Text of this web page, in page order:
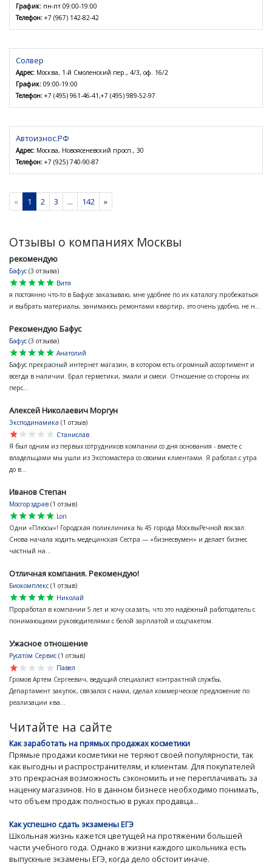
График: пн-пт 09:00-19:00
Телефон: +7 (967) 142-82-42
Солвер
Адрес: Москва, 1-й Смоленский пер., 4/3, оф. 16/2
График: 09:00-19:00
Телефон: +7 (495) 961-46-41,+7 (495) 989-52-97
Автоизнос.РФ
Адрес: Москва, Новоясеневский просп., 30
Телефон: +7 (925) 740-90-87
« 1 2 3 ... 142 »
Отзывы о компаниях Москвы
рекомендую
Бафус (3 отзыва)
star
star
star
star
star
Витя
я постоянно что-то в Бафусе заказываю, мне удобнее по их каталогу пробежаться
и выбрать материалы, занимаюсь ремонтами квартир, это очень удобно, не н...
Рекомендую Бафус
Бафус (3 отзыва)
star
star
star
star
star
Анатолий
Бафус прекрасный интернет магазин, в котором есть огромный ассортимент и
всегда в наличии. Брал герметики, эмали и смеси. Отношение со стороны их
перс...
Алексей Николаевич Моргун
Эксподинамика (1 отзыв)
star
star
star
star
star
Станислав
Я был одним из первых сотрудников компании со дня основания - вместе с
владельцами мы ушли из Экспомастера со своими клиентами. Я работал с утра
до в...
Иванов Степан
Мосгорздрав (1 отзыв)
star
star
star
star
star
Lori
Одни «Плюсы»! Городская поликлиника № 45 города МосквыРечной вокзал:
Снова начала ходить медецинская Сестра — «бизнесвумен» и делает бизнес
частный на...
Отличная компания. Рекомендую!
Биокомплекс (1 отзыв)
star
star
star
star
star
Николай
Проработал в компании 5 лет и хочу сказать, что это надёжный работодатель с
понимающими руководителями с белой зарплатой и соцпакетом.
Ужасное отношение
Русатом Сервис (1 отзыв)
star
star
star
star
star
Павел
Громов Артем Сергеевич, ведущий специалист контрактной службы,
Департамент закупок, связался с нами, сделал коммерческое предложение по
реализации ква...
Читайте на сайте
Как заработать на прямых продажах косметики
Прямые продажи косметики не теряют своей популярности, так
как выгодны и распространителям, и клиентам. Для покупателей
это прекрасная возможность сэкономить и не переплачивать за
наценку магазинов. Но в данном бизнесе необходимо понимать,
что объем продаж полностью в руках продавца...
Как успешно сдать экзамены ЕГЭ
Школьная жизнь кажется цветущей на протяжении большей
части учебного года. Однако в жизни каждого школьника есть
выпускные экзамены ЕГЭ, когда дело обстоит иначе.